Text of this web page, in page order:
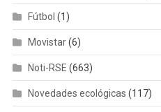
Fútbol (1)
Movistar(6)
Noti-RSE (663)
Novedades ecológicas (117)